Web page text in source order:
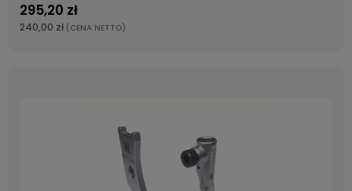
295,20 zł
240,00 zł (CENA NETTO)